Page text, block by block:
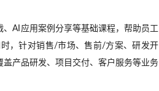
、AI应用案例分享等基础课程，帮助员工
时，针对销售/市场、售前/方案、研发开
盖产品研发、项目交付、客户服务等业务